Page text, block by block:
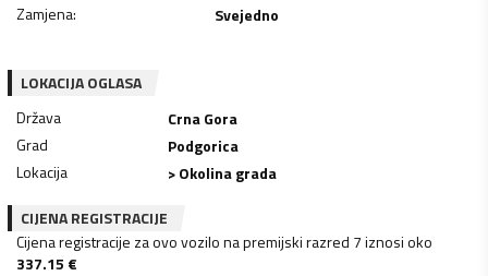
Zamjena: Svejedno
LOKACIJA OGLASA
Država
Crna Gora
Grad
Podgorica
Lokacija
> Okolina grada
CIJENA REGISTRACIJE
Cijena registracije za ovo vozilo na premijski razred 7 iznosi oko
337.15 €